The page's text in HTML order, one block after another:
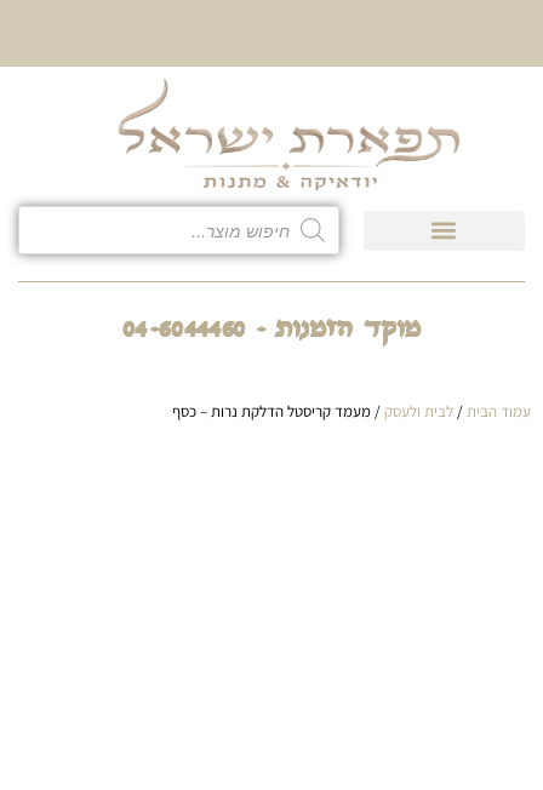
מוקד הזמנות - 04-6044460
עמוד הבית/ לבית ולעסק/ מעמד קריסטל הדלקת נרות – כסף